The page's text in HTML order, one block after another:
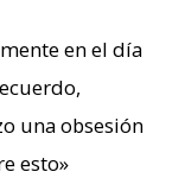
en el día
una obsesión
esto»